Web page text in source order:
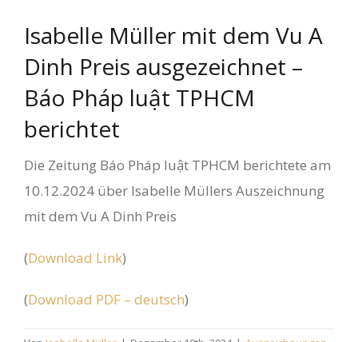
Isabelle Müller mit dem Vu A
Dinh Preis ausgezeichnet –
Báo Pháp luật TPHCM
berichtet
Die Zeitung Báo Pháp luật TPHCM berichtete am
10.12.2024 über Isabelle Müllers Auszeichnung
mit dem Vu A Dinh Preis
(Download Link)
(Download PDF – deutsch)